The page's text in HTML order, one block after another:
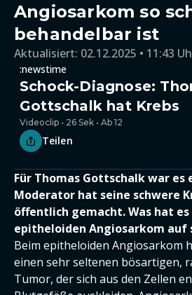
Angiosarkom so
behandelbar ist
Aktualisiert: 02.12.2025 • 11:43
:newstime
Schock-Diagnose:
Gottschalk hat Krebs
Videoclip • 26 Sek • Ab 12
Teilen
Für Thomas Gottschalk war es
Moderator hat seine schwere
öffentlich gemacht. Was hat
epitheloiden Angiosarkom auf
Beim epitheloiden Angiosarkom
einen sehr seltenen bösartigen,
Tumor, der sich aus den Zellen